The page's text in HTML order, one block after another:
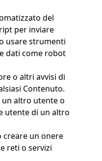
del
per inviare
usare strumenti
dati come robot
o altri avvisi di
Contenuto.
altro utente o
utente di un altro
un onere
reti o servizi